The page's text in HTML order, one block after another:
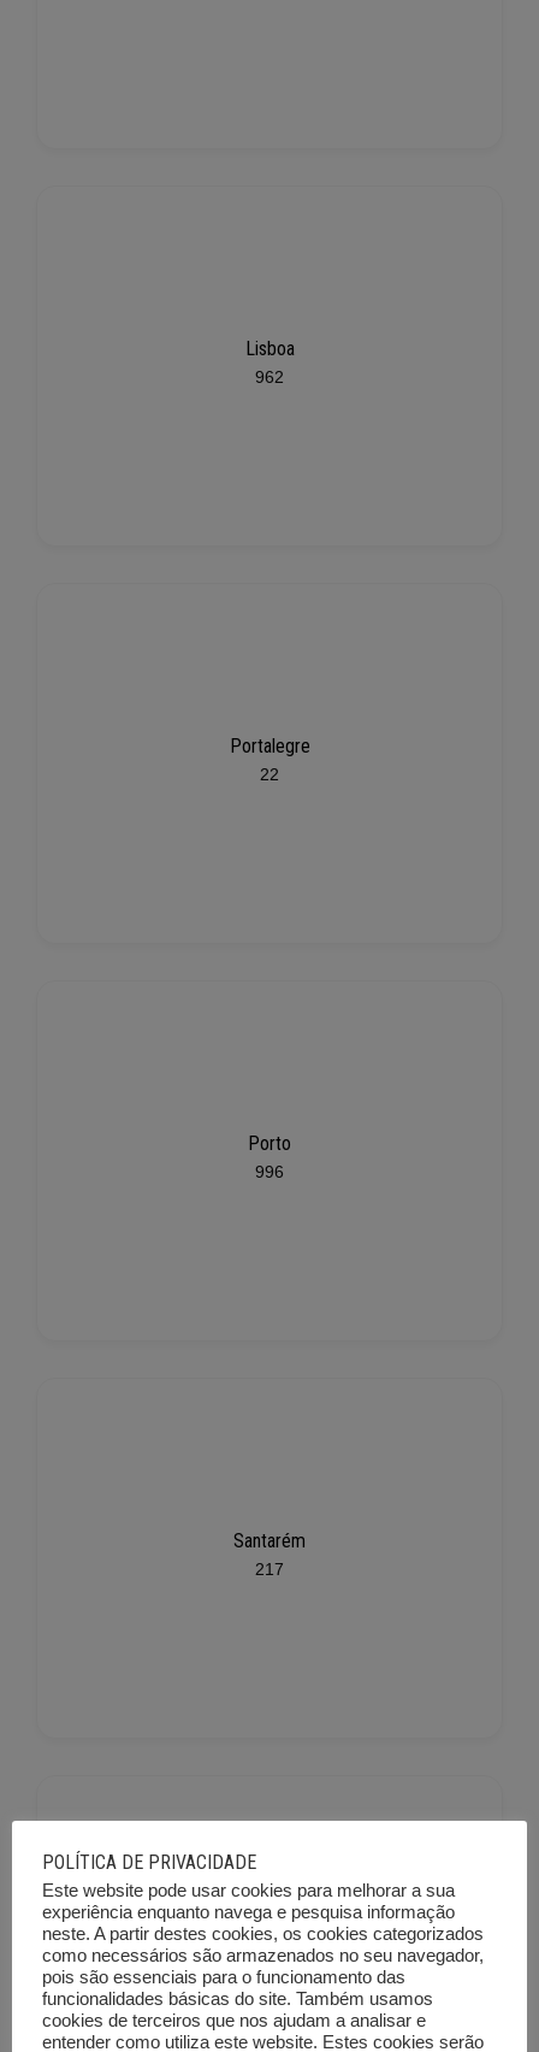
Lisboa
962
Portalegre
22
Porto
996
Santarém
217
Setúbal
225
POLÍTICA DE PRIVACIDADE
Este website pode usar cookies para melhorar a sua
experiência enquanto navega e pesquisa informação
neste. A partir destes cookies, os cookies categorizados
como necessários são armazenados no seu navegador,
pois são essenciais para o funcionamento das
funcionalidades básicas do site. Também usamos
cookies de terceiros que nos ajudam a analisar e
entender como utiliza este website. Estes cookies serão